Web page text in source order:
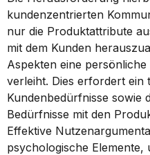
kundenzentrierten
nur die Produktattribute
mit dem Kunden
Aspekten eine
verleiht. Dies erfordert ein
Kundenbedürfnisse sowie
Bedürfnisse mit den
Effektive
psychologische Elemente,